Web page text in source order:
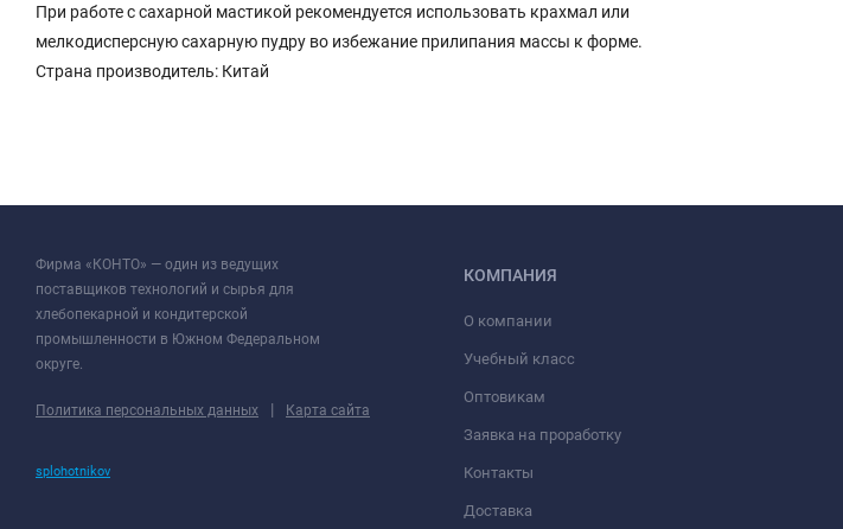
При работе с сахарной мастикой рекомендуется использовать крахмал или
мелкодисперсную сахарную пудру во избежание прилипания массы к форме.
Страна производитель: Китай
Фирма «КОНТО» — один из ведущих
поставщиков технологий и сырья для
хлебопекарной и кондитерской
промышленности в Южном Федеральном
округе.
Политика персональных данных | Карта сайта
splohotnikov
КОМПАНИЯ
О компании
Учебный класс
Оптовикам
Заявка на проработку
Контакты
Доставка